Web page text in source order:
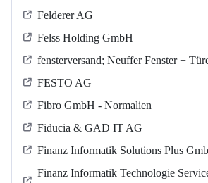
Felderer AG
Felss Holding GmbH
fensterversand; Neuffer Fenster +
FESTO AG
Fibro GmbH - Normalien
Fiducia & GAD IT AG
Finanz Informatik Solutions Plus
Finanz Informatik Technologie